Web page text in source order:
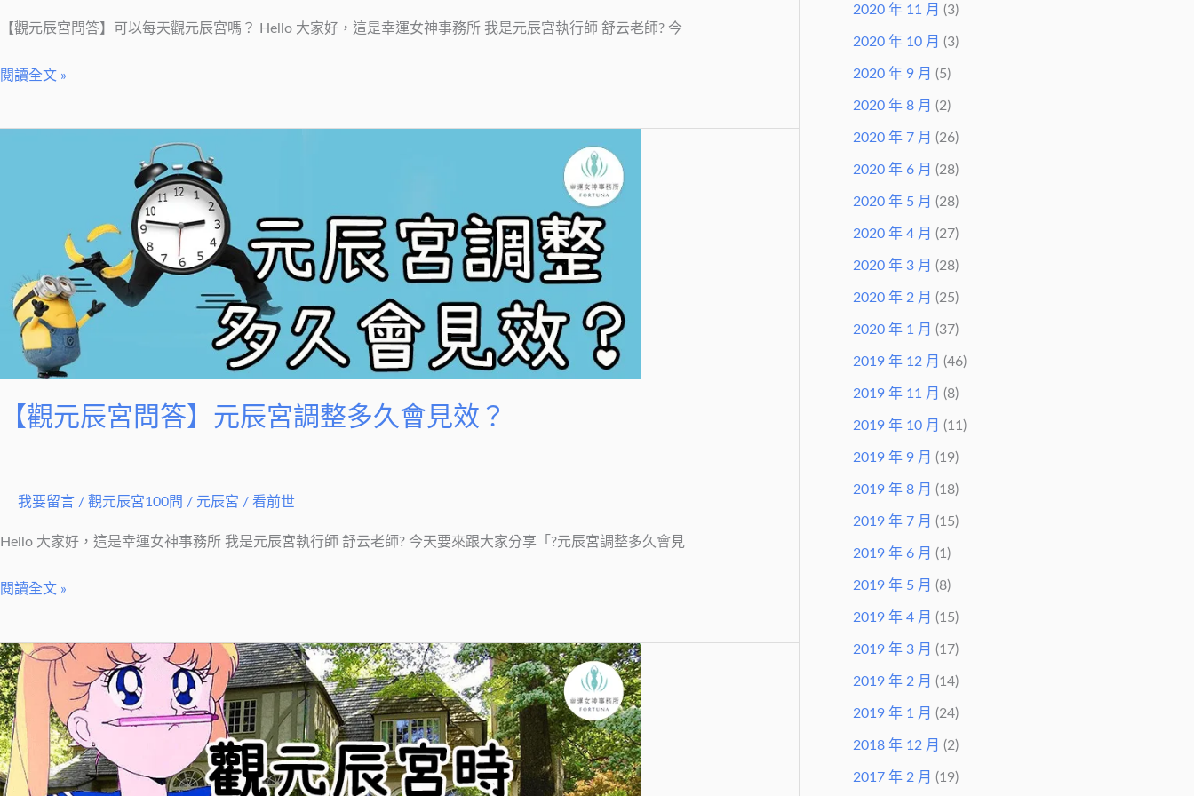
【觀元辰宮問答】可以每天觀元辰宮嗎？ Hello 大家好，這是幸運女神事務所 我是元辰宮執行師 舒云老師? 今
閱讀全文 »
【觀元辰宮問答】元辰宮調整多久會見效？
我要留言 / 觀元辰宮100問 / 元辰宮 / 看前世
Hello 大家好，這是幸運女神事務所 我是元辰宮執行師 舒云老師? 今天要來跟大家分享「?元辰宮調整多久會見
元
閱讀全文 »
【觀
元
辰
宮
問
答】
2020 年 11 月 (3)
2020 年 10 月 (3)
2020 年 9 月 (5)
2020 年 8 月 (2)
2020 年 7 月 (26)
2020 年 6 月 (28)
2020 年 5 月 (28)
2020 年 4 月 (27)
2020 年 3 月 (28)
2020 年 2 月 (25)
2020 年 1 月 (37)
2019 年 12 月 (46)
2019 年 11 月 (8)
2019 年 10 月 (11)
2019 年 9 月 (19)
2019 年 8 月 (18)
2019 年 7 月 (15)
2019 年 6 月 (1)
2019 年 5 月 (8)
2019 年 4 月 (15)
2019 年 3 月 (17)
2019 年 2 月 (14)
2019 年 1 月 (24)
2018 年 12 月 (2)
2017 年 2 月 (19)